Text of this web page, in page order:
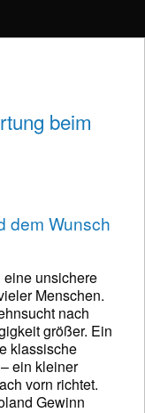
beim
dem Wunsch
unsichere
Menschen.
nach
größer. Ein
klassische
ein kleiner
vorn richtet.
Gewinn